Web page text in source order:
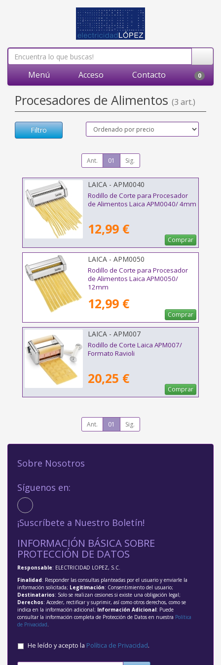
Menú Acceso Contacto 0
Procesadores de Alimentos (3 art.)
Filtro
Ant. 01 Sig.
LAICA - APM0040
Rodillo de Corte para Procesador
de Alimentos Laica APM0040/ 4mm
12,99 €
Comprar
LAICA - APM0050
Rodillo de Corte para Procesador
de Alimentos Laica APM0050/
12mm
12,99 €
Comprar
LAICA - APM007
Rodillo de Corte Laica APM007/
Formato Ravioli
20,25 €
Comprar
Ant. 01 Sig.
Sobre Nosotros
Síguenos en:
¡Suscríbete a Nuestro Boletín!
INFORMACIÓN BÁSICA SOBRE
PROTECCIÓN DE DATOS
Responsable: ELECTRICIDAD LOPEZ, S.C.
Finalidad: Responder las consultas planteadas por el usuario y enviarle la
información solicitada; Legitimación: Consentimiento del usuario;
Destinatarios: Solo se realizan cesiones si existe una obligación legal;
Derechos: Acceder, rectificar y suprimir, así como otros derechos, como se
indica en la información adicional; Información Adicional: Puede
consultar la información completa de Protección de Datos en nuestra Política
de Privacidad.
He leído y acepto la Política de Privacidad.